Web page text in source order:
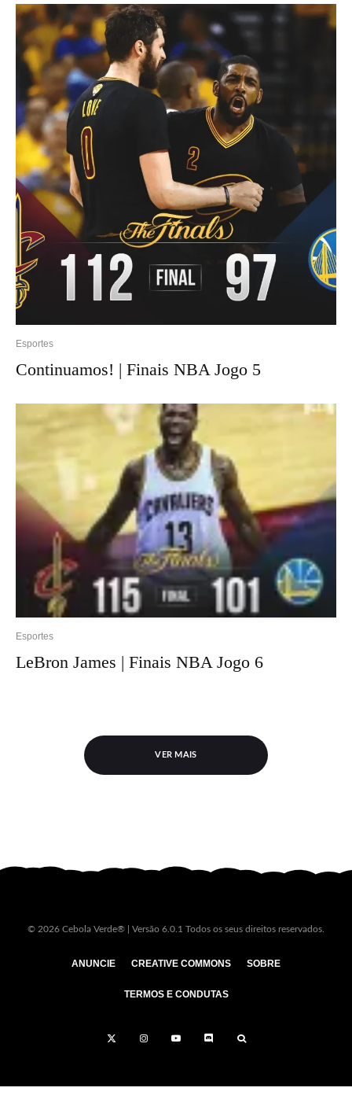
Esportes
Continuamos! | Finais NBA Jogo 5
Esportes
LeBron James | Finais NBA Jogo 6
VER MAIS
© 2026 Cebola Verde® | Versão 6.0.1 Todos os seus direitos reservados.
ANUNCIE CREATIVE COMMONS SOBRE
TERMOS E CONDUTAS